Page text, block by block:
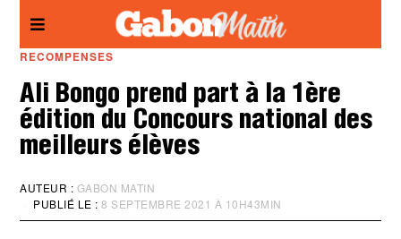
RECOMPENSES
Ali Bongo prend part à la 1ère
édition du Concours national des
meilleurs élèves
AUTEUR : GABON MATIN
PUBLIÉ LE : 8 SEPTEMBRE 2021 À 10H43MIN
I
Panneau de gestion des cookies